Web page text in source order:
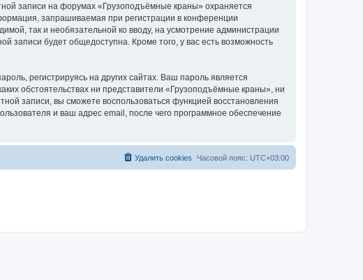
записи на форумах «Грузоподъёмные краны» охраняется
запрашиваемая при регистрации в конференции
так и необязательной ко вводу, на усмотрение администрации
записи будет общедоступна. Кроме того, у вас есть возможность
регистрируясь на других сайтах. Ваш пароль является
обстоятельствах ни представители «Грузоподъёмные краны», ни
записи, вы сможете воспользоваться функцией восстановления
и ваш адрес email, после чего программное обеспечение
Часовой пояс: UTC+03:00
Удалить cookies